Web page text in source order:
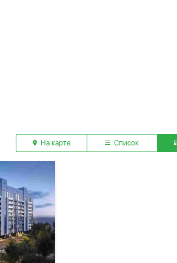
На карте Список